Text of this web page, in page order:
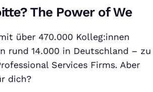
The Power of We
über 470.000 Kolleg:innen
rund 14.000 in Deutschland – zu
Services Firms. Aber
dich?